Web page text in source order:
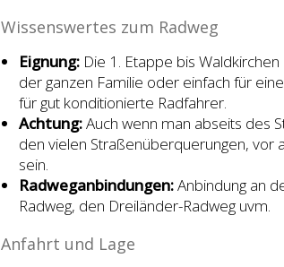
Wissenswertes zum Radweg
Eignung: Die 1. Etappe bis
der ganzen Familie oder einfach für
für gut konditionierte Radfahrer.
Achtung:Auch wenn man abseits des
den vielen Straßenüberquerungen, vor
sein.
Radweganbindungen:Anbindung an
Radweg, den Dreiländer-Radweg uvm.
Anfahrt und Lage